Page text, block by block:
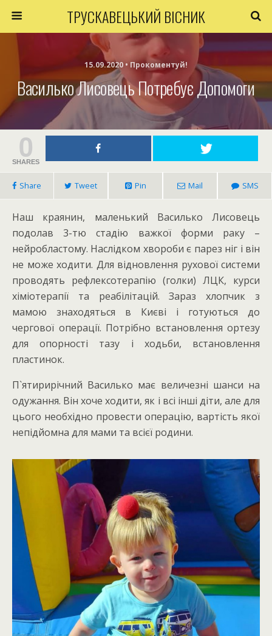
ТРУСКАВЕЦЬКИЙ ВІСНИК
15.09.2020 • Прокоментуй!
Василько Лисовець Потребує Допомоги
0
SHARES
Share Tweet Pin Mail SMS
Наш краянин, маленький Василько Лисовець
подолав 3-тю стадію важкої форми раку –
нейробластому. Наслідком хвороби є парез ніг і він
не може ходити. Для відновлення рухової системи
проводять рефлексотерапію (голки) ЛЦК, курси
хіміотерапії та реабілітацій. Зараз хлопчик з
мамою знаходяться в Києві і готуються до
чергової операції. Потрібно встановлення ортезу
для опорності тазу і ходьби, встановлення
пластинок.
П`ятирирічний Василько має величезні шанси на
одужання. Він хоче ходити, як і всі інші діти, але для
цього необхідно провести операцію, вартість якої
непідйомна для мами та всієї родини.